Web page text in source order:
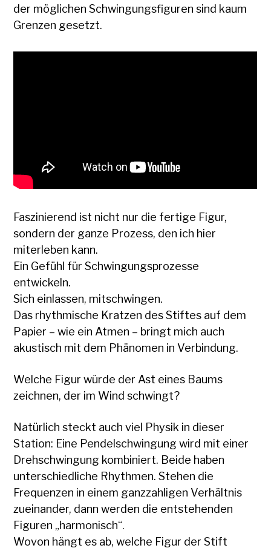
der möglichen Schwingungsfiguren sind kaum
Grenzen gesetzt.
Faszinierend ist nicht nur die fertige Figur,
sondern der ganze Prozess, den ich hier
miterleben kann.
Ein Gefühl für Schwingungsprozesse
entwickeln.
Sich einlassen, mitschwingen.
Das rhythmische Kratzen des Stiftes auf dem
Papier – wie ein Atmen – bringt mich auch
akustisch mit dem Phänomen in Verbindung.
Welche Figur würde der Ast eines Baums
zeichnen, der im Wind schwingt?
Natürlich steckt auch viel Physik in dieser
Station: Eine Pendelschwingung wird mit einer
Drehschwingung kombiniert. Beide haben
unterschiedliche Rhythmen. Stehen die
Frequenzen in einem ganzzahligen Verhältnis
zueinander, dann werden die entstehenden
Figuren „harmonisch“.
Wovon hängt es ab, welche Figur der Stift